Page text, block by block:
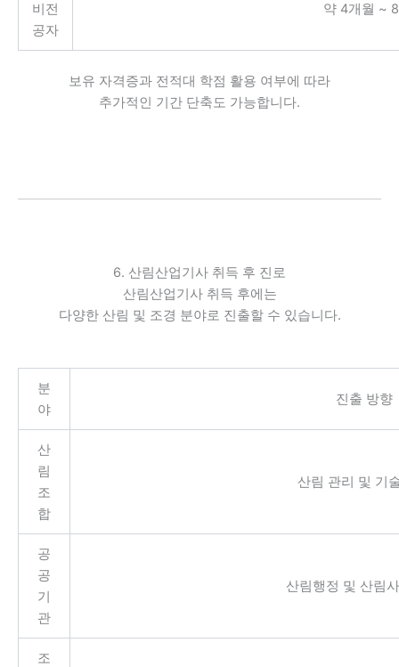
비전
공자
약 4개월 ~
보유 자격증과 전적대 학점 활용 여부에 따라
추가적인 기간 단축도 가능합니다.
6. 산림산업기사 취득 후 진로
산림산업기사 취득 후에는
다양한 산림 및 조경 분야로 진출할 수 있습니다.
분
야
진출 방향
산
림
조
합
산림 관리 및 기
공
공
기
관
산림행정 및 산림
조